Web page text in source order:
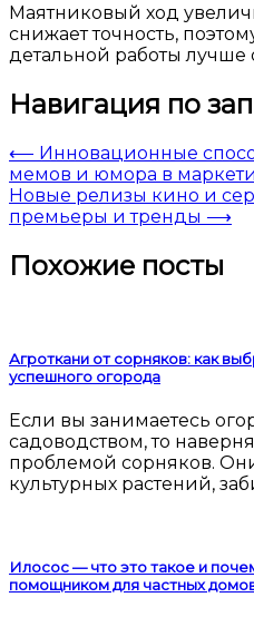
Маятниковый ход
снижает точность,
детальной работы лучше
Навигация по
⟵ Инновационные
мемов и юмора в
Новые релизы кино и
премьеры и тренды ⟶
Похожие посты
Агроткани от сорняков: как
успешного огорода
Если вы занимаетесь огородом или
садоводством, то
проблемой сорняков.
культурных растений,
Илосос — что это такое и
помощником для частных